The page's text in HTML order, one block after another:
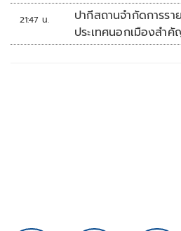
21:47 น.
ปากีสถานจำกัดการร
ประเทศนอกเมืองสำ